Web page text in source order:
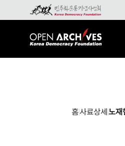
홈사료상세노재